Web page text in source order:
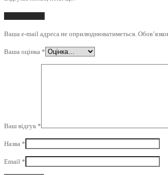
Ваша e-mail адреса не оприлюднюватиметься.
Ваша оцінка *
Ваш відгук *
Назва *
Email *